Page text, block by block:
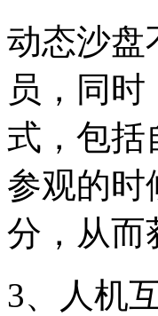
动态沙盘
员，同
式，包括
参观的时
分，从而
3、人机